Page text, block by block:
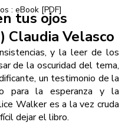
: eBook [PDF]
tus ojos
Claudia Velasco
y la leer de los
de la oscuridad del tema,
un testimonio de la
para la esperanza y la
Walker es a la vez cruda
dejar el libro.